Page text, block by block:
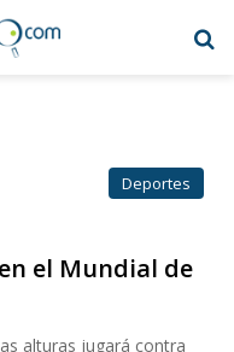
Deportes
el Mundial de
alturas jugará contra